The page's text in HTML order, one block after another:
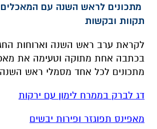
מתכונים לראש השנה עם
תקוות ובקשות
לקראת ערב ראש השנה וארוחות
בכתבה אחת מתוקה וטעימה את
מתכונים לכל אחד מסמלי ראש
דג לברק בממרח לימון עם ירקות
מאפינס תפוגזר ופירות יבשים